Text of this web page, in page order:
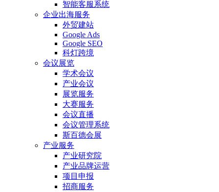
智能客服系统
企业出海服务
外贸建站
Google Ads
Google SEO
科灯跨境
会议展览
学术会议
产业会议
展览服务
大赛服务
会议直播
会议管理系统
斯百德会展
产业服务
产业研究院
产业品牌运营
项目申报
招商服务